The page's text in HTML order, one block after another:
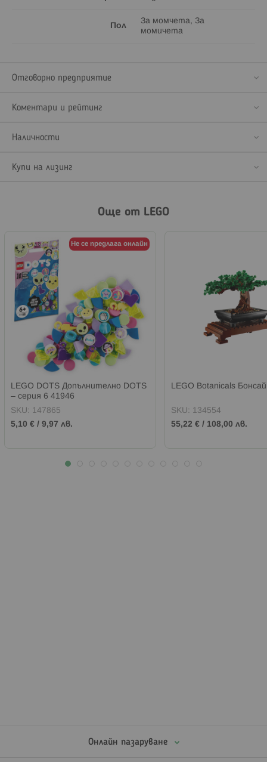
Пол
За момчета, За
момичета
Отговорно предприятие
Коментари и рейтинг
Наличности
Купи на лизинг
Още от LEGO
Не се предлага онлайн
LEGO DOTS Допълнително DOTS
– серия 6 41946
SKU: 147865
5,10 € / 9,97 лв.
LEGO Botanicals
SKU: 134554
55,22 € / 108,00 лв.
Онлайн пазаруване